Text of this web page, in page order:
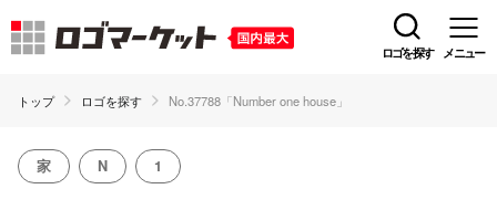
ロゴを探す メニュー
トップ ロゴを探す No.37788「Number one house」
家 N 1